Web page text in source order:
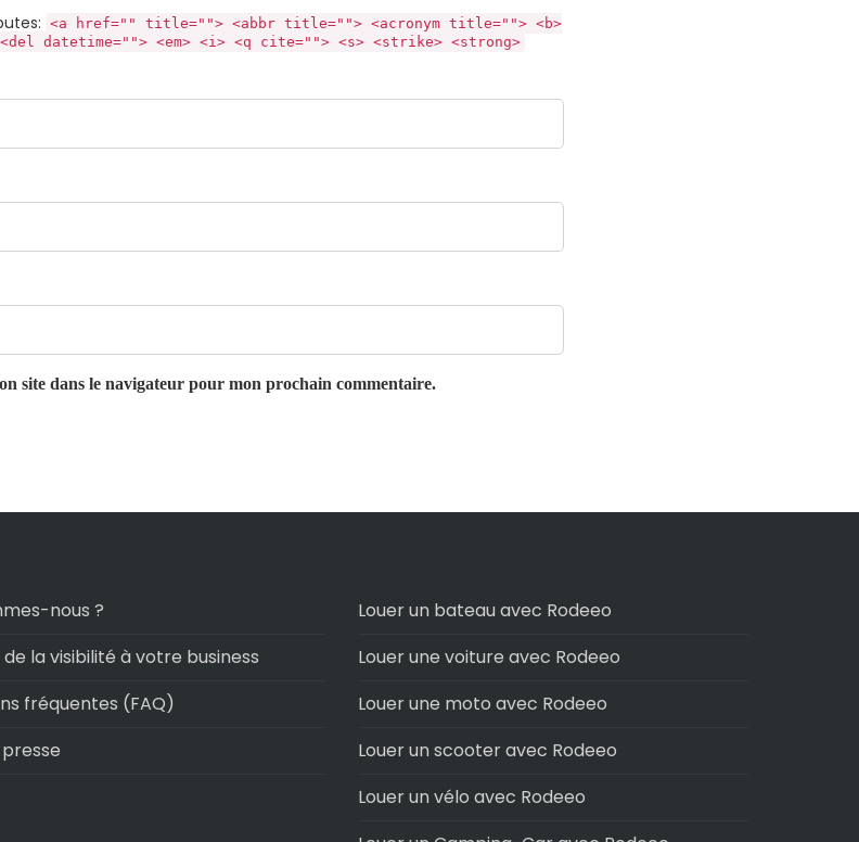
<a href="" title=""> <abbr title=""> <acronym title=""> <b>
datetime=""> <em> <i> <q cite=""> <s> <strike> <strong>
site dans le navigateur pour mon prochain commentaire.
nous ?
la visibilité à votre business
fréquentes (FAQ)
Louer un bateau avec Rodeeo
Louer une voiture avec Rodeeo
Louer une moto avec Rodeeo
Louer un scooter avec Rodeeo
Louer un vélo avec Rodeeo